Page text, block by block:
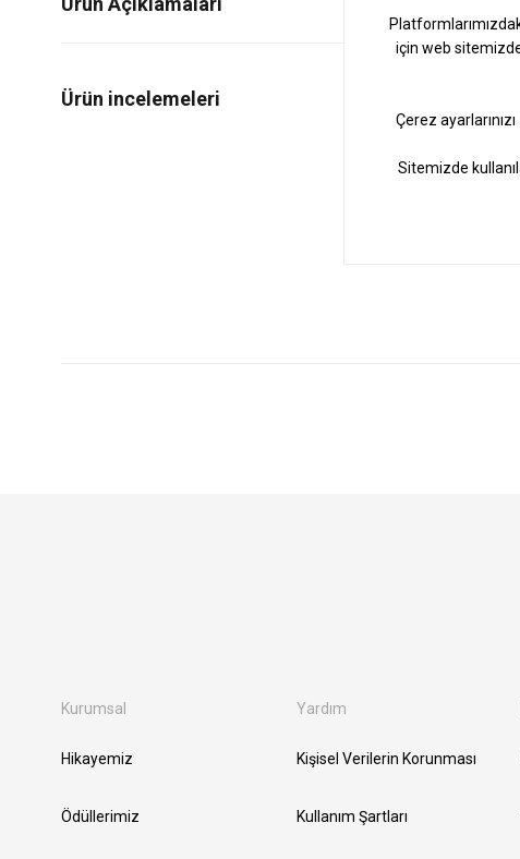
Kurumsal
Hikayemiz
Ödüllerimiz
Yardım
Kişisel Verilerin Korunması
Kullanım Şartları